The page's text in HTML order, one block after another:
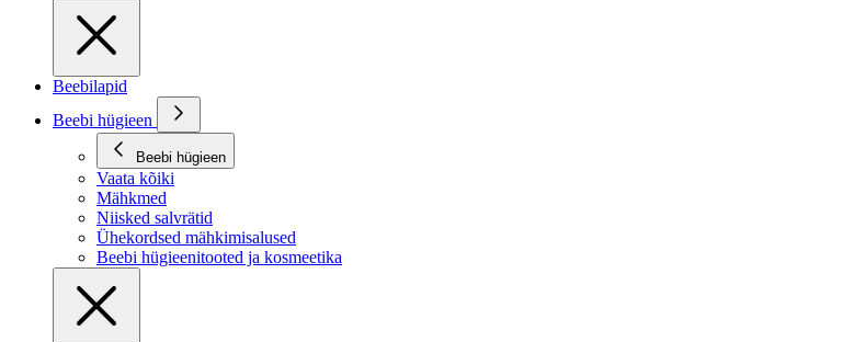
Beebilapid
Beebi hügieen
Beebi hügieen
Vaata kõiki
Mähkmed
Niisked salvrätid
Ühekordsed mähkimisalused
Beebi hügieenitooted ja kosmeetika